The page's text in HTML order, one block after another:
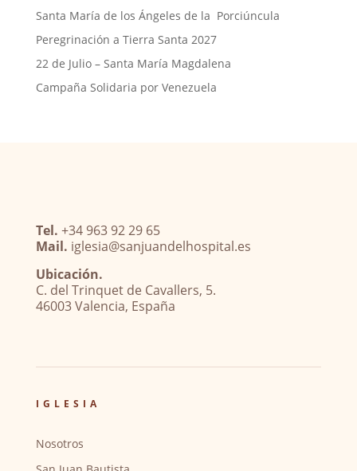
Santa María de los Ángeles de la Porciúncula
Peregrinación a Tierra Santa 2027
22 de Julio – Santa María Magdalena
Campaña Solidaria por Venezuela
Tel. +34 963 92 29 65
Mail. iglesia@sanjuandelhospital.es
Ubicación.
C. del Trinquet de Cavallers, 5.
46003 Valencia, España
IGLESIA
Nosotros